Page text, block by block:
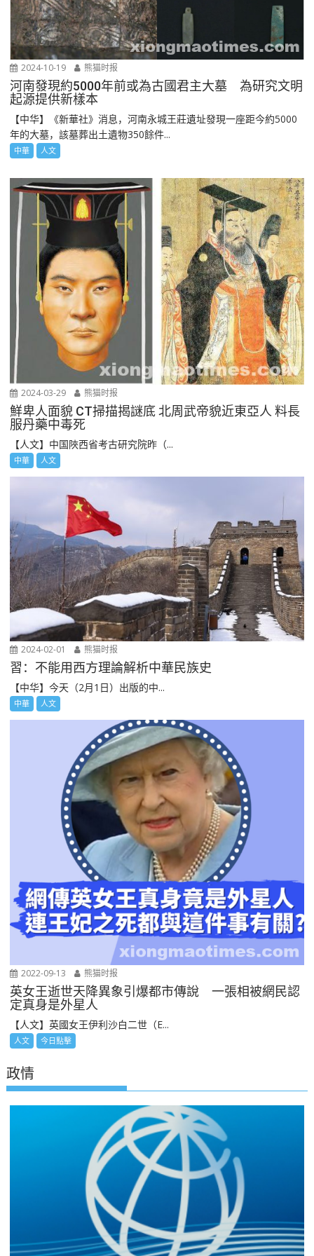
2024-10-19 熊猫时报
河南發現約5000年前或為古國君主大墓 為研究文明
起源提供新樣本
【中华】《新華社》消息，河南永城王莊遺址發現一座距今約5000
年的大墓，該墓葬出土遺物350餘件...
中華 人文
2024-03-29 熊猫时报
鮮卑人面貌 CT掃描揭謎底 北周武帝貌近東亞人 料長
服丹藥中毒死
【人文】中国陜西省考古研究院昨（...
中華 人文
2024-02-01 熊猫时报
習：不能用西方理論解析中華民族史
【中华】今天（2月1日）出版的中...
中華 人文
2022-09-13 熊猫时报
英女王逝世天降異象引爆都市傳說 一張相被網民認
定真身是外星人
【人文】英國女王伊利沙白二世（E...
人文 今日點擊
政情